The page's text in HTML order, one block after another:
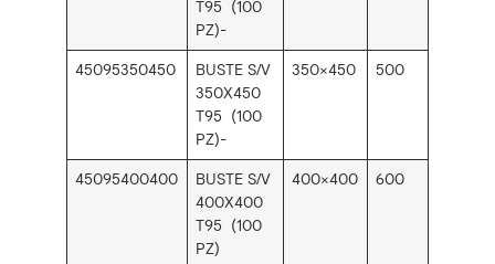
T95 (100
PZ)-
45095350450
BUSTE S/V
350X450
T95 (100
PZ)-
350×450 500
45095400400
BUSTE S/V
400X400
T95 (100
PZ)
400×400 600